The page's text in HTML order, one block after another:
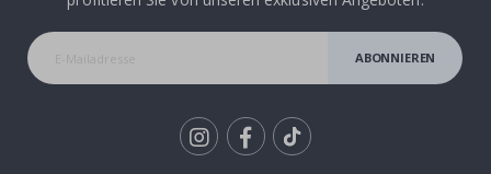
ABONNIEREN